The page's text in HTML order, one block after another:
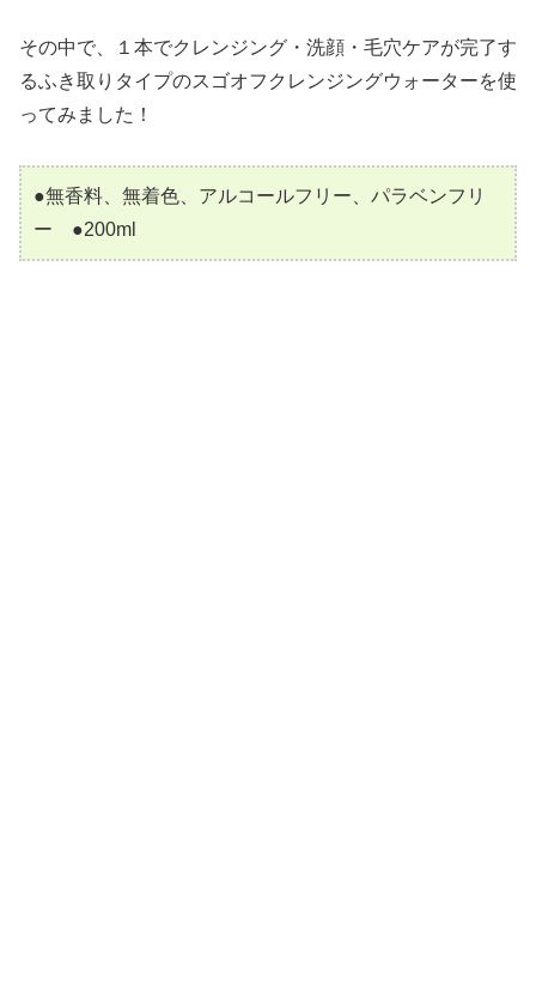
その中で、１本でクレンジング・洗顔・毛穴ケアが完了す
るふき取りタイプのスゴオフクレンジングウォーターを使
ってみました！
●無香料、無着色、アルコールフリー、パラベンフリ
ー ●200ml